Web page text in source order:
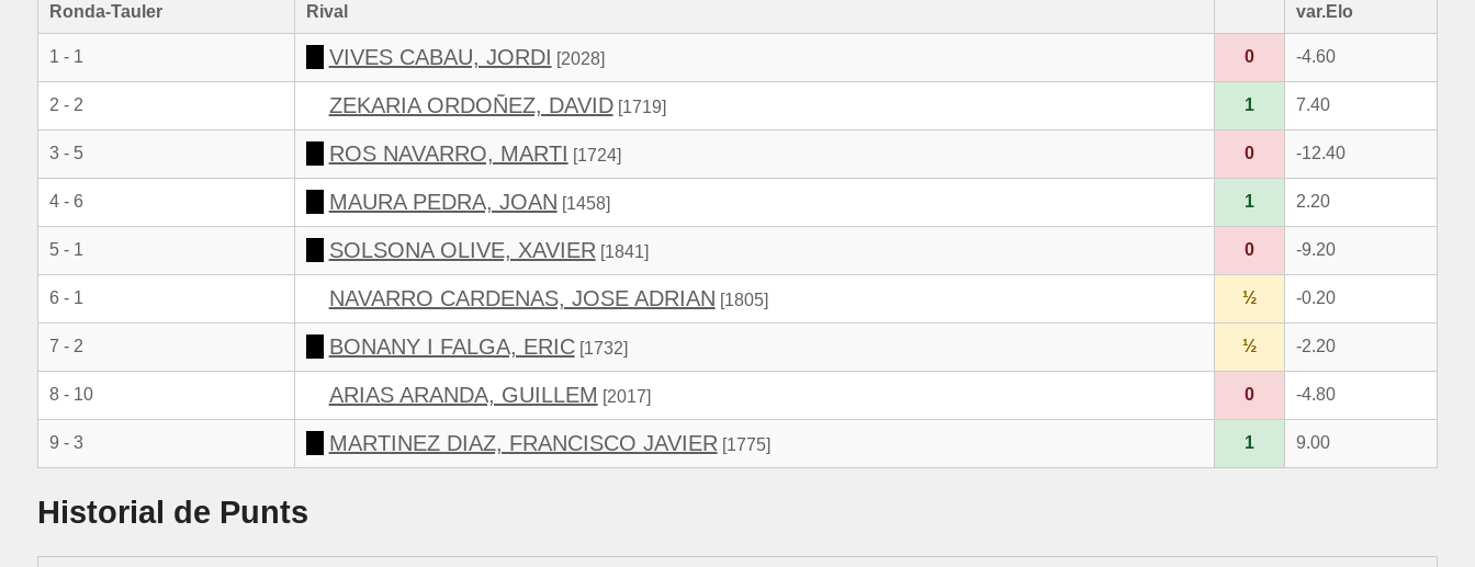
Ronda-Tauler Rival var.Elo
1 - 1 VIVES CABAU, JORDI [2028] 0 -4.60
2 - 2 ZEKARIA ORDOÑEZ, DAVID[1719] 1 7.40
3 - 5 ROS NAVARRO, MARTI [1724] 0 -12.40
4 - 6 MAURA PEDRA, JOAN [1458] 1 2.20
5 - 1 SOLSONA OLIVE, XAVIER [1841] 0 -9.20
6 - 1 NAVARRO CARDENAS, JOSE ADRIAN [1805] ½ -0.20
7 - 2 BONANY I FALGA, ERIC[1732] ½ -2.20
8 - 10 ARIAS ARANDA, GUILLEM [2017] 0 -4.80
9 - 3 MARTINEZ DIAZ, FRANCISCO JAVIER [1775] 1 9.00
Historial de Punts